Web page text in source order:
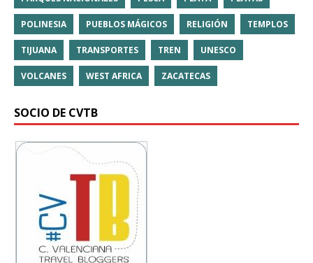
POLINESIA PUEBLOS MÁGICOS RELIGIÓN TEMPLOS
TIJUANA TRANSPORTES TREN UNESCO
VOLCANES WEST AFRICA ZACATECAS
SOCIO DE CVTB